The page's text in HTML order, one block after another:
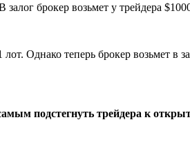
брокер возьмет у трейдера
Однако теперь брокер возьмет
подстегнуть трейдера к